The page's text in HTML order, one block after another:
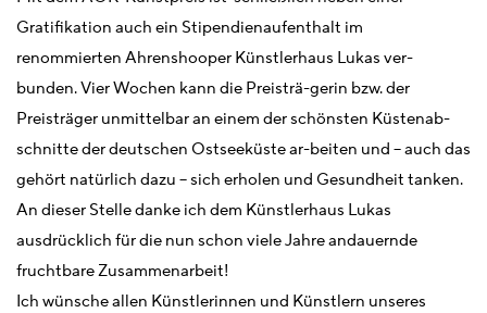
Gratifikation auch ein Stipendienaufenthalt im
renommierten Ahrenshooper Künstlerhaus Lukas ver-
bunden. Vier Wochen kann die Preisträ-gerin bzw. der
Preisträger unmittelbar an einem der schönsten Küstenab-
schnitte der deutschen Ostseeküste ar-beiten und – auch das
gehört natürlich dazu – sich erholen und Gesundheit tanken.
An dieser Stelle danke ich dem Künstlerhaus Lukas
ausdrücklich für die nun schon viele Jahre andauernde
fruchtbare Zusammenarbeit!
Ich wünsche allen Künstlerinnen und Künstlern unseres